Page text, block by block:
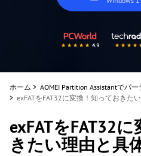
ホーム > AOMEI Partition Assistantでパ
> exFATをFAT32に変換！知っておきた
exFATをFAT32
きたい理由と具